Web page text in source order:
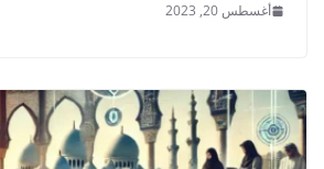
أغسطس 20, 2023